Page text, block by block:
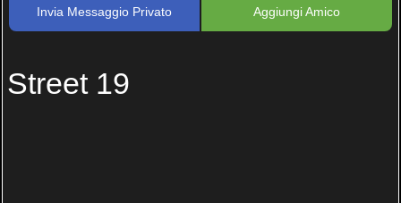
Invia Messaggio Privato Aggiungi Amico
Street 19